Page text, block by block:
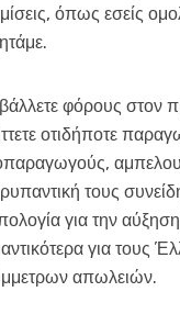
όπως εσείς
φόρους στον
οτιδήποτε
τους
για την αύξηση
για τους
απωλειών.